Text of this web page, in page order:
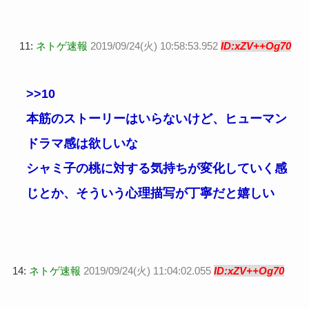
11: ネトゲ速報 2019/09/24(火) 10:58:53.952 ID:xZV++Og70
>>10
本筋のストーリーはいらないけど、ヒューマン
ドラマ感は欲しいな
シャミ子の桃に対する気持ちが変化していく感
じとか、そういう心理描写が丁寧だと嬉しい
14: ネトゲ速報 2019/09/24(火) 11:04:02.055 ID:xZV++Og70